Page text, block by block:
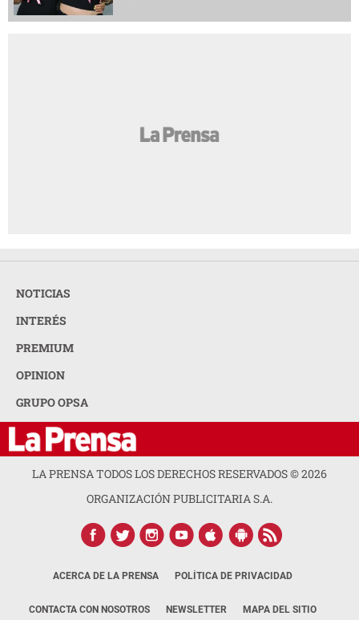
NOTICIAS
INTERÉS
PREMIUM
OPINION
GRUPO OPSA
LA PRENSA TODOS LOS DERECHOS RESERVADOS ©2026
ORGANIZACIÓN PUBLICITARIA S.A.
ACERCA DE LA PRENSA POLÍTICA DE PRIVACIDAD
CONTACTA CON NOSOTROS NEWSLETTER MAPA DEL SITIO